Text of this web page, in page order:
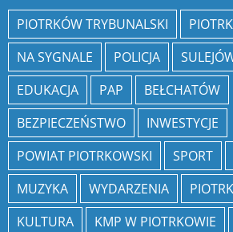
PIOTRKÓW TRYBUNALSKI
NA SYGNALE
POLICJA
EDUKACJA
PAP
BEŁCHATÓW
BEZPIECZEŃSTWO
INWESTYCJE
POWIAT PIOTRKOWSKI
SPORT
MUZYKA
WYDARZENIA
KULTURA
KMP W PIOTRKOWIE